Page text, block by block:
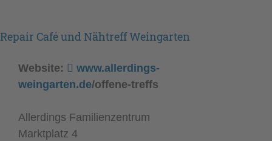
Repair Café und Nähtreff Weingarten
Website:
www.allerdings-
weingarten.de/offene-treffs
Allerdings Familienzentrum
Marktplatz 4